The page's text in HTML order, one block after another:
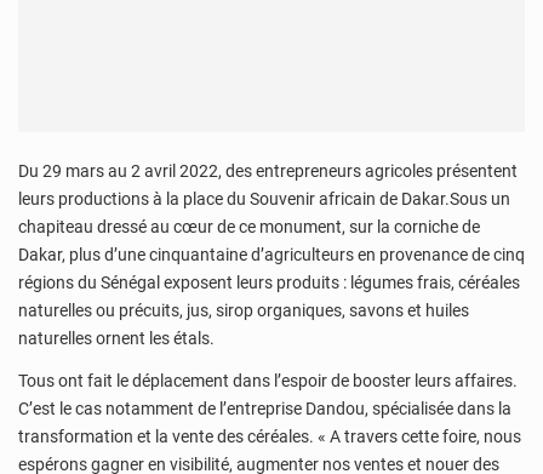
Du 29 mars au 2 avril 2022, des entrepreneurs agricoles présentent
leurs productions à la place du Souvenir africain de Dakar.Sous un
chapiteau dressé au cœur de ce monument, sur la corniche de
Dakar, plus d’une cinquantaine d’agriculteurs en provenance de cinq
régions du Sénégal exposent leurs produits : légumes frais, céréales
naturelles ou précuits, jus, sirop organiques, savons et huiles
naturelles ornent les étals.
Tous ont fait le déplacement dans l’espoir de booster leurs affaires.
C’est le cas notamment de l’entreprise Dandou, spécialisée dans la
transformation et la vente des céréales. « A travers cette foire, nous
espérons gagner en visibilité, augmenter nos ventes et nouer des